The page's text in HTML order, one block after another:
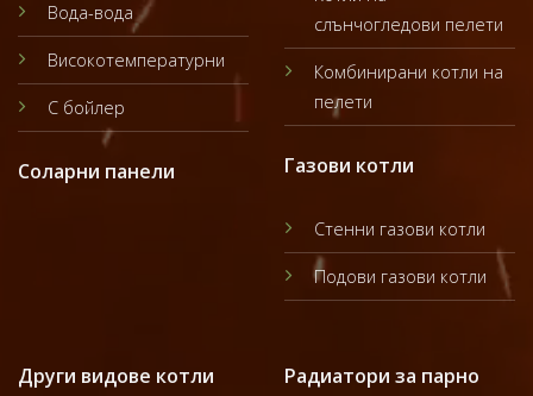
Вода-вода
Високотемпературни
С бойлер
Соларни панели
слънчогледови пелети
Комбинирани котли на
пелети
Газови котли
Стенни газови котли
Подови газови котли
Други видове котли Радиатори за парно